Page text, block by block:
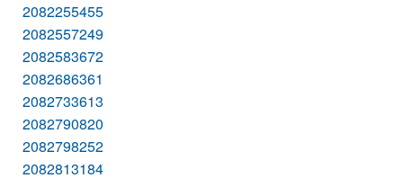
2082255455
2082557249
2082583672
2082686361
2082733613
2082790820
2082798252
2082813184